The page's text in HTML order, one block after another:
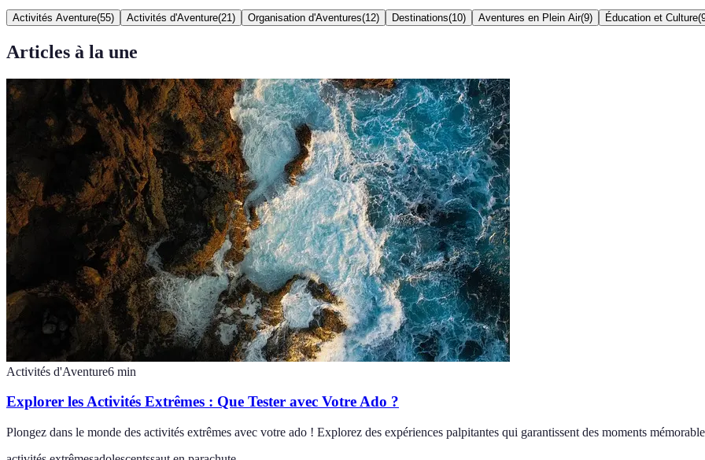
Activités Aventure(55) Activités d'Aventure(21 ) Organisation d'Aventures(12) Destinations(10) Aventures en Plein Air(9) Éducation et Culture(
Articles à la une
Activités d'Aventure6 min
Explorer les Activités Extrêmes : Que Tester avec Votre Ado ?
Plongez dans le monde des activités extrêmes avec votre ado ! Explorez des expériences palpitantes qui garantissent des moments